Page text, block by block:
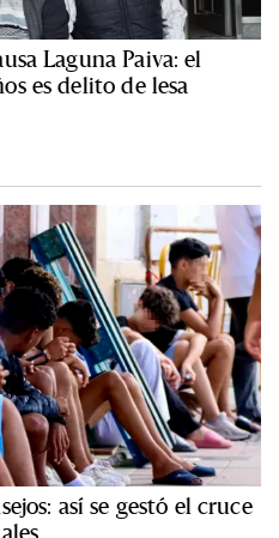
Laguna Paiva: el
es delito de lesa
así se gestó el cruce